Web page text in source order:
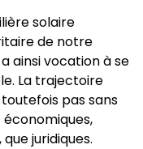
solaire
de notre
ainsi vocation à se
La trajectoire
pas sans
juridiques.